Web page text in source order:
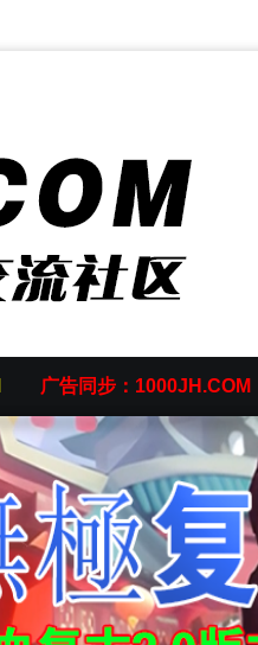
广告同步：1000JH.COM